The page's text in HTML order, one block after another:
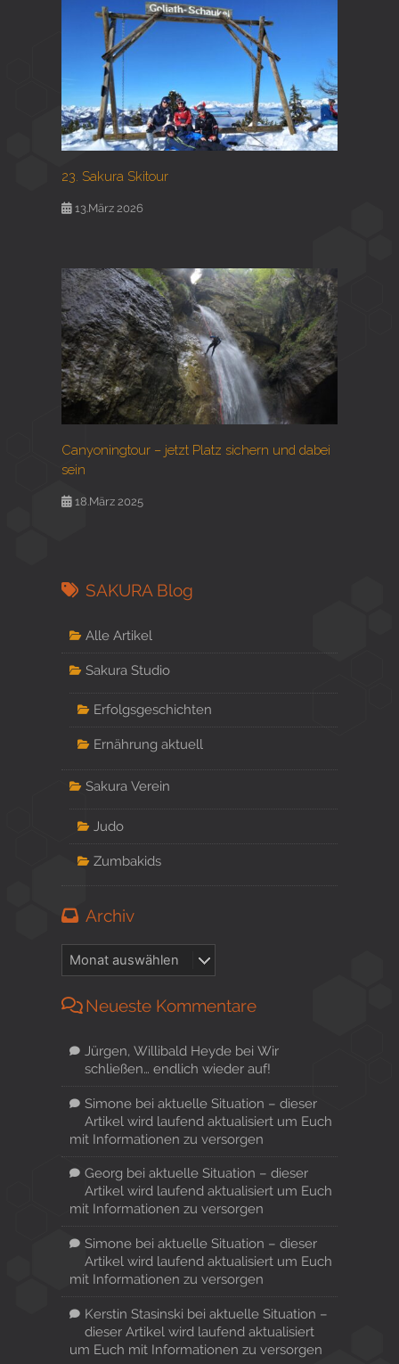
23. Sakura Skitour
13.März 2026
Canyoningtour – jetzt Platz sichern und dabei
sein
18.März 2025
SAKURA Blog
Alle Artikel
Sakura Studio
Erfolgsgeschichten
Ernährung aktuell
Sakura Verein
Judo
Zumbakids
Archiv
Neueste Kommentare
Jürgen, Willibald Heydebei Wir
schließen… endlich wieder auf!
Simonebei aktuelle Situation – dieser
Artikel wird laufend aktualisiert um Euch
mit Informationen zu versorgen
Georg bei aktuelle Situation – dieser
Artikel wird laufend aktualisiert um Euch
mit Informationen zu versorgen
Simonebei aktuelle Situation – dieser
Artikel wird laufend aktualisiert um Euch
mit Informationen zu versorgen
Kerstin Stasinski bei aktuelle Situation –
dieser Artikel wird laufend aktualisiert
um Euch mit Informationen zu versorgen